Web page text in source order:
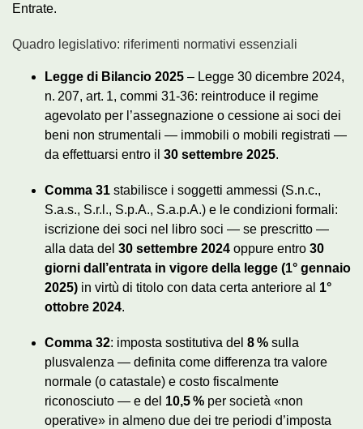
Entrate.
Quadro legislativo: riferimenti normativi essenziali
Legge di Bilancio 2025 – Legge 30 dicembre 2024,
n. 207, art. 1, commi 31‑36: reintroduce il regime
agevolato per l’assegnazione o cessione ai soci dei
beni non strumentali — immobili o mobili registrati —
da effettuarsi entro il 30 settembre 2025.
Comma 31 stabilisce i soggetti ammessi (S.n.c.,
S.a.s., S.r.l., S.p.A., S.a.p.A.) e le condizioni formali:
iscrizione dei soci nel libro soci — se prescritto —
alla data del 30 settembre 2024 oppure entro 30
giorni dall’entrata in vigore della legge (1° gennaio
2025) in virtù di titolo con data certa anteriore al 1°
ottobre 2024.
Comma 32: imposta sostitutiva del 8 % sulla
plusvalenza — definita come differenza tra valore
normale (o catastale) e costo fiscalmente
riconosciuto — e del 10,5 % per società «non
operative» in almeno due dei tre periodi d’imposta